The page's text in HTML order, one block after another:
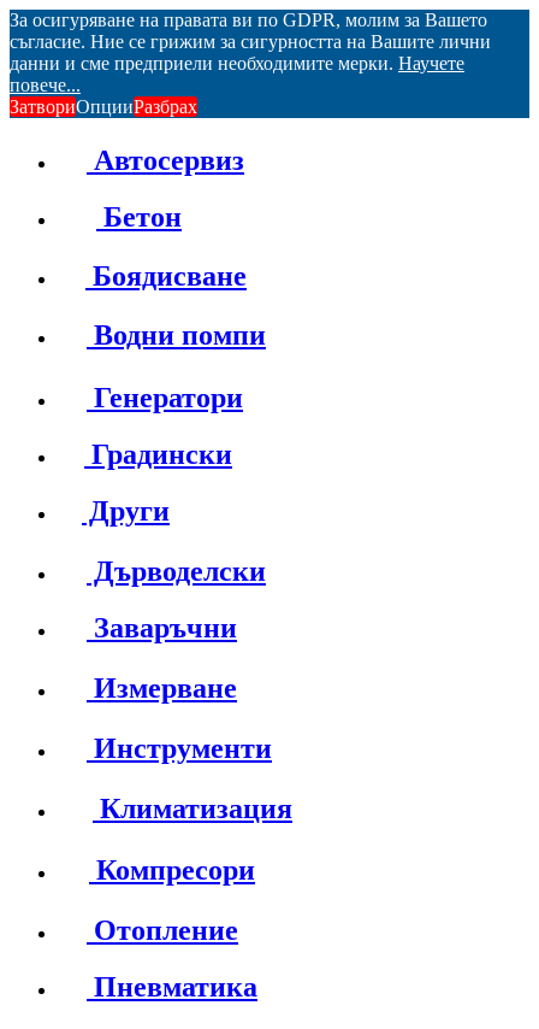
За осигуряване на правата ви по GDPR, молим за Вашето
съгласие. Ние се грижим за сигурността на Вашите лични
данни и сме предприели необходимите мерки. Научете
повече...
ЗатвориОпцииРазбрах
Автосервиз
Бетон
Боядисване
Водни помпи
Генератори
Градински
Други
Дърводелски
Заваръчни
Измерване
Инструменти
Климатизация
Компресори
Отопление
Пневматика